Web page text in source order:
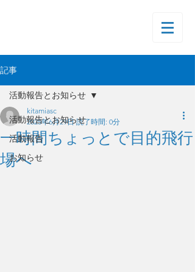
記事
活動報告とお知らせ
活動報告
お知らせ
活動報告とお知らせ
一時間ちょっとで目的飛行
場へ
kitamiasc
2025年6月29日 読了時間: 0分